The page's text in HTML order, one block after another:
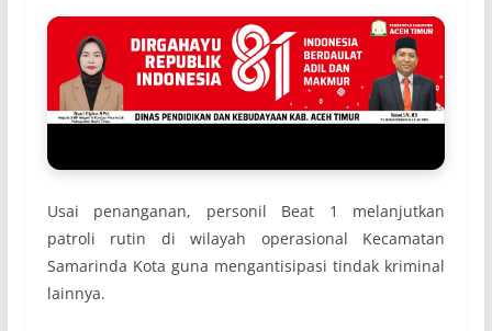
Usai penanganan, personil Beat 1 melanjutkan
patroli rutin di wilayah operasional Kecamatan
Samarinda Kota guna mengantisipasi tindak kriminal
lainnya.